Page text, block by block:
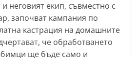
неговият екип, съвместно с
започват кампания по
кастрация на домашните
че обработването
ще бъде само и